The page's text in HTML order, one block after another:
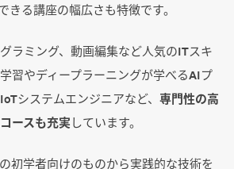
きる講座の幅広さも特徴です。
ラミング、動画編集など人気のITスキ
習やディープラーニングが学べるAIプ
システムエンジニアなど、 専門性の高
ースも充実しています。
初学者向けのものから実践的な技術を